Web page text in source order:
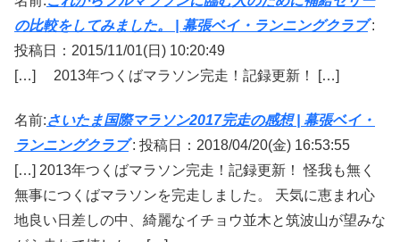
の比較をしてみました。 | 幕張ベイ・ランニングクラブ:
投稿日：2015/11/01(日) 10:20:49
[…] 2013年つくばマラソン完走！記録更新！ […]
名前:さいたま国際マラソン2017完走の感想 | 幕張ベイ・
ランニングクラブ: 投稿日：2018/04/20(金) 16:53:55
[…] 2013年つくばマラソン完走！記録更新！ 怪我も無く
無事につくばマラソンを完走しました。 天気に恵まれ心
地良い日差しの中、綺麗なイチョウ並木と筑波山が望みな